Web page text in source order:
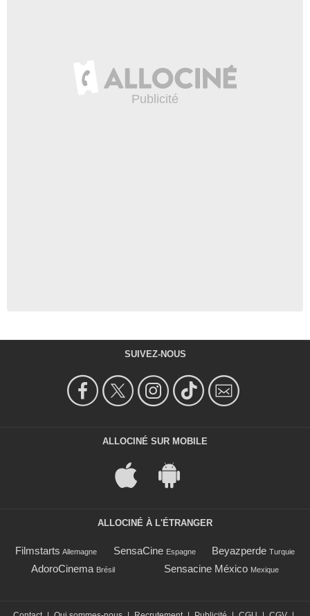
SUIVEZ-NOUS
ALLOCINÉ SUR MOBILE
ALLOCINÉ À L'ÉTRANGER
Filmstarts Allemagne SensaCine Espagne Beyazperde Turquie
AdoroCinema Brésil Sensacine México Mexique